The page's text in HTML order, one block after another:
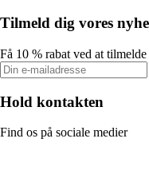
Tilmeld dig vores
Få 10 % rabat ved at
Hold kontakten
Find os på sociale medier